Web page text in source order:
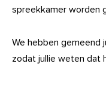
spreekkamer worden
We hebben gemeend
zodat jullie weten dat